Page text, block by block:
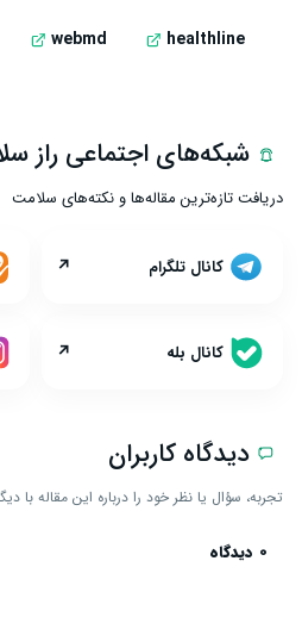
healthline
webmd
شبکه‌های اجتماعی راز
دریافت تازه‌ترین مقاله‌ها و نکته‌های سلامت
کانال تلگرام ↗
کانال بله ↗
دیدگاه کاربران
تجربه، سؤال یا نظر خود را درباره این مقاله با
0 دیدگاه